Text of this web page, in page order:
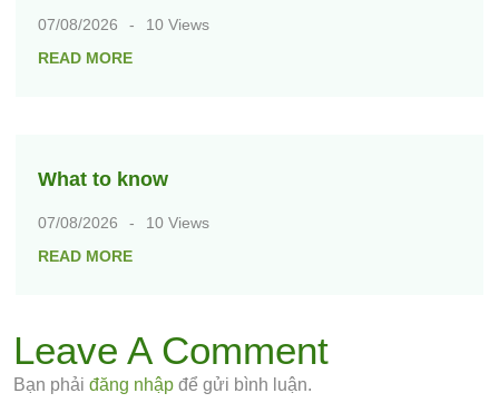
07/08/2026
10 Views
READ MORE
What to know
07/08/2026
10 Views
READ MORE
Leave A Comment
Bạn phải đăng nhập để gửi bình luận.